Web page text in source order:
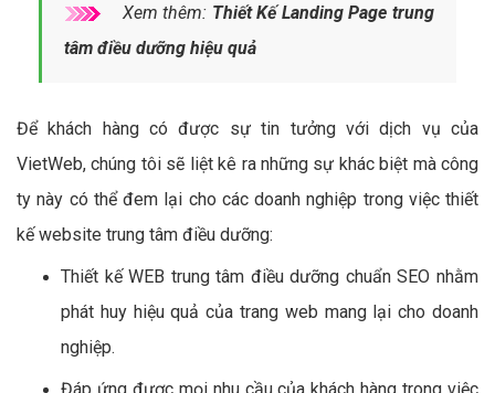
Xem thêm: Thiết Kế Landing Page trung
tâm điều dưỡng hiệu quả
Để khách hàng có được sự tin tưởng với dịch vụ của
VietWeb, chúng tôi sẽ liệt kê ra những sự khác biệt mà công
ty này có thể đem lại cho các doanh nghiệp trong việc thiết
kế website trung tâm điều dưỡng:
Thiết kế WEB trung tâm điều dưỡng chuẩn SEO nhằm
phát huy hiệu quả của trang web mang lại cho doanh
nghiệp.
Đáp ứng được mọi nhu cầu của khách hàng trong việc